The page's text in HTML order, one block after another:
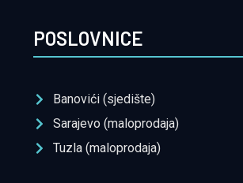
POSLOVNICE
Banovići (sjedište)
Sarajevo (maloprodaja)
Tuzla (maloprodaja)